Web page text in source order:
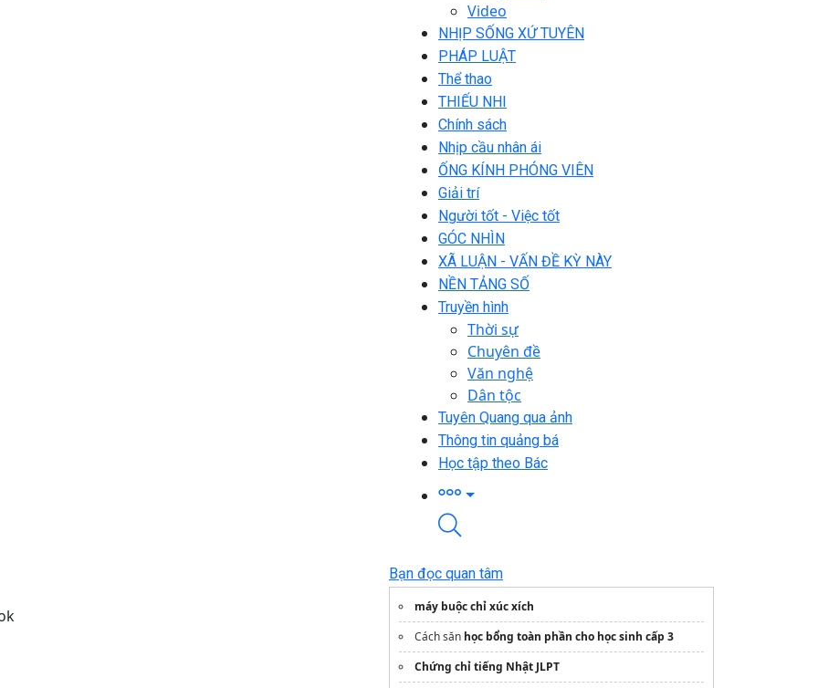
Video
NHỊP SỐNG XỨ TUYÊN
PHÁP LUẬT
Thể thao
THIẾU NHI
Chính sách
Nhịp cầu nhân ái
ỐNG KÍNH PHÓNG VIÊN
Giải trí
Người tốt - Việc tốt
GÓC NHÌN
XÃ LUẬN - VẤN ĐỀ KỲ NÀY
NỀN TẢNG SỐ
Truyền hình
Thời sự
Chuyên đề
Văn nghệ
Dân tộc
Tuyên Quang qua ảnh
Thông tin quảng bá
Học tập theo Bác
Bạn đọc quan tâm
máy buộc chỉ xúc xích
Cách săn học bổng toàn phần cho học sinh cấp 3
Chứng chỉ tiếng Nhật JLPT